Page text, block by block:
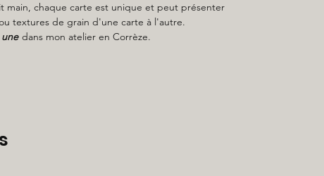
main, chaque carte est unique et peut présenter
textures de grain d'une carte à l'autre.
dans mon atelier en Corrèze.